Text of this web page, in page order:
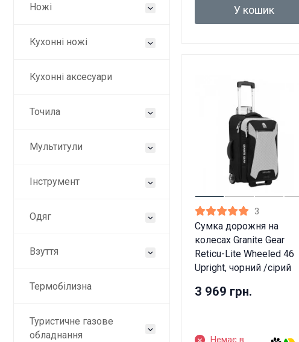
Ножі
Кухонні ножі
Кухонні аксесуари
Точила
Мультитули
Інструмент
Одяг
Взуття
Термобілизна
Туристичне газове
обладнання
У кошик
3
Сумка дорожня на
колесах Granite Gear
Reticu-Lite Wheeled 46
Upright, чорний /сірий
3 969 грн.
Немає в